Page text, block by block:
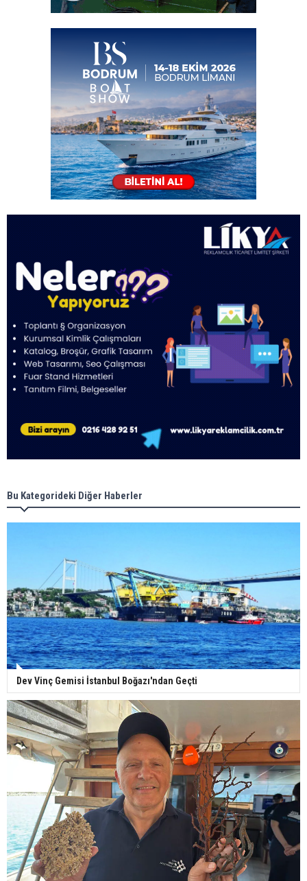
Bu Kategorideki Diğer Haberler
Dev Vinç Gemisi İstanbul Boğazı'ndan Geçti